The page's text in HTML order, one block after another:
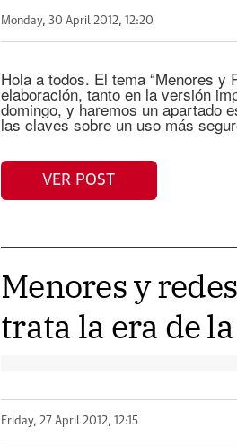
Monday, 30 April 2012, 12:20
Hola a todos. El tema “Menores y
elaboración, tanto en la versión
domingo, y haremos un apartado
las claves sobre un uso más
VER POST
Menores y
trata la era de
Friday, 27 April 2012, 12:15